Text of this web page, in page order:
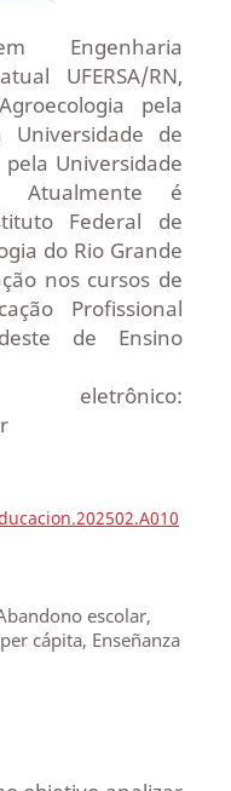
Engenharia
UFERSA/RN,
pela
Universidade de
pela Universidade
Atualmente é
Federal de
do Rio Grande
nos cursos de
Profissional
de Ensino
escolar,
cápita, Enseñanza